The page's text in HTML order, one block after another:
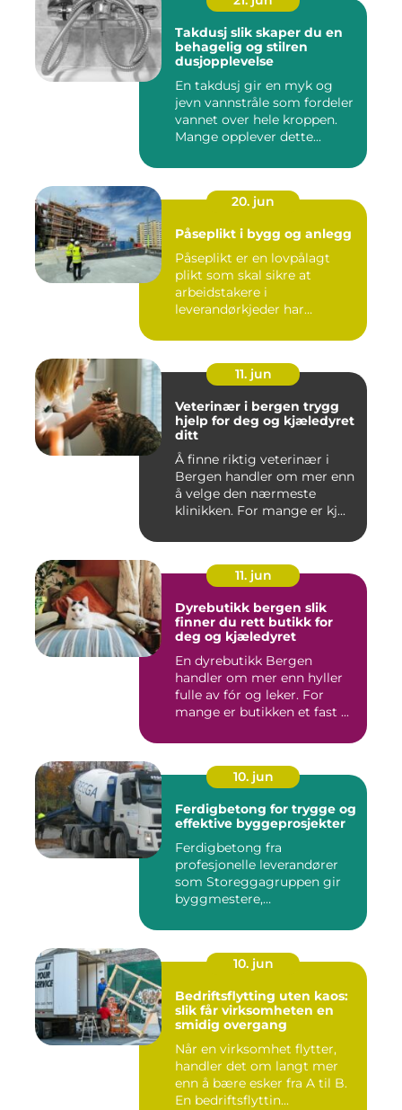
Takdusj slik skaper du en
behagelig og stilren
dusjopplevelse
En takdusj gir en myk og
jevn vannstråle som fordeler
vannet over hele kroppen.
Mange opplever dette...
20. jun
Påseplikt i bygg og anlegg
Påseplikt er en lovpålagt
plikt som skal sikre at
arbeidstakere i
leverandørkjeder har
11. jun
Veterinær i bergen trygg
hjelp for deg og kjæledyret
ditt
Å finne riktig veterinær i
Bergen handler om mer enn
å velge den nærmeste
klinikken. For mange er kj...
11. jun
Dyrebutikk bergen slik
finner du rett butikk for
deg og kjæledyret
En dyrebutikk Bergen
handler om mer enn hyller
fulle av fór og leker. For
mange er butikken et fast ...
10. jun
Ferdigbetong for trygge og
effektive byggeprosjekter
Ferdigbetong fra
profesjonelle leverandører
som Storeggagruppen gir
byggmestere,
10. jun
Bedriftsflytting uten kaos:
slik får virksomheten en
smidig overgang
Når en virksomhet flytter,
handler det om langt mer
enn å bære esker fra A til B.
En bedriftsflyttin...